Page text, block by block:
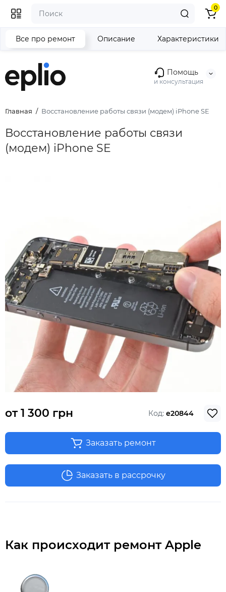
Помощь
и консультация
0
Главная Восстановление работы связи (модем) iPhone SE
Восстановление работы связи
(модем) iPhone SE
Все про ремонт Описание Характеристики
от 1 300 грн Код: e20844
Заказать ремонт
Заказать в рассрочку
Как происходит ремонт Apple